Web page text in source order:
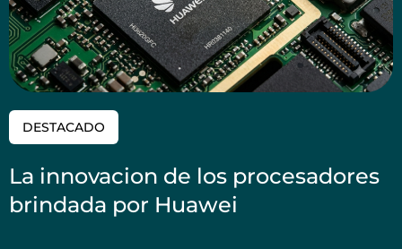
DESTACADO
La innovacion de los procesadores
brindada por Huawei